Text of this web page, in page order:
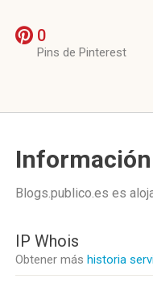
0
Pins de Pinterest
Blogs.publico.es es
IP Whois
Obtener más historia